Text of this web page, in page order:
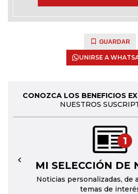
GUARDAR
UNIRSE A
CONOZCA LOS BENEFICIOS
NUESTROS
1
MI SELECCIÓN DE
Noticias personalizadas, de
temas de
←